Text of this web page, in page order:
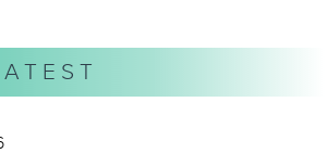
樂抱抱!